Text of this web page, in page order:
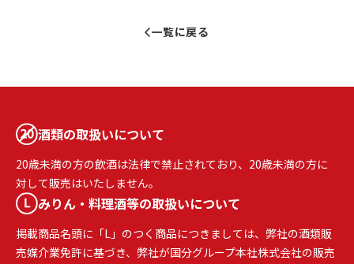
一覧に戻る
酒類の取扱いについて
20歳未満の方の飲酒は法律で禁止されており、20歳未満の方に
対して販売はいたしません。
みりん・料理酒等の取扱いについて
掲載商品名頭に「L」のつく商品につきましては、弊社の酒類販
売媒介業免許に基づき、弊社が国分グループ本社株式会社の販売